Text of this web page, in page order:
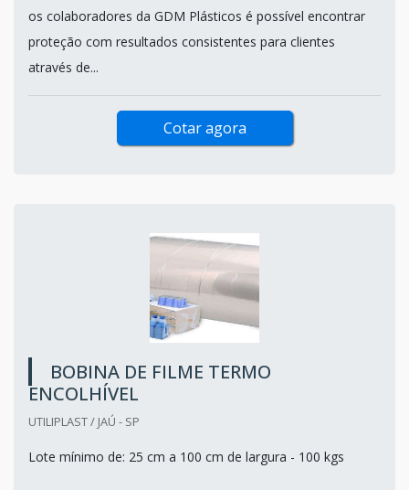
os colaboradores da GDM Plásticos é possível encontrar
proteção com resultados consistentes para clientes
através de...
Cotar agora
BOBINA DE FILME TERMO
ENCOLHÍVEL
UTILIPLAST / JAÚ - SP
Lote mínimo de: 25 cm a 100 cm de largura - 100 kgs